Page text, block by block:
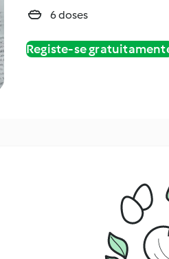
6 doses
Registe-se